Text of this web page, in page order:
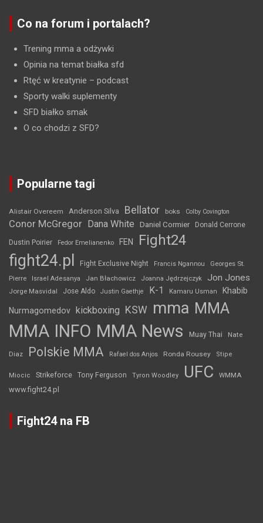
Co na forum i portalach?
Trening mma a odżywki
Opinia na temat białka sfd
Rtęć w kreatynie – podcast
Sporty walki suplementy
SFD białko smak
O co chodzi z SFD?
Popularne tagi
Alistair Overeem Anderson Silva Bellator boks Colby Covington
Conor McGregor Dana White Daniel Cormier Donald Cerrone
Dustin Poirier Fedor Emelianenko FEN Fight24
fight24.pl Fight Exclusive Night Francis Ngannou
Georges St.
Pierre
Israel Adesanya Jan Błachowicz Joanna Jędrzejczyk Jon Jones
Jorge Masvidal Jose Aldo Justin Gaethje K-1 Kamaru Usman Khabib
Nurmagomedov kickboxing KSW mma MMA
MMA INFO MMA News Muay Thai Nate
Diaz Polskie MMA Rafael dos Anjos Ronda Rousey Stipe
Miocic Strikeforce Tony Ferguson Tyron Woodley UFC WMMA
www.fight24.pl
Fight24 na FB